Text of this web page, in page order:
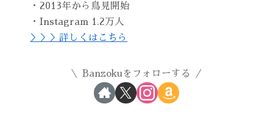
・2013年から鳥見開始
・Instagram 1.2万人
＞＞＞詳しくはこちら
Banzokuをフォローする